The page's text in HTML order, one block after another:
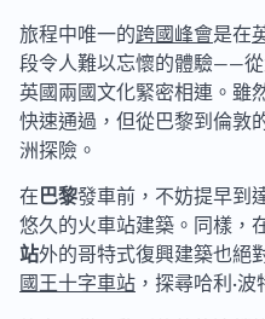
旅程中唯一的跨國峰會是在
段令人難以忘懷的體驗——
英國兩國文化緊密相連。雖
快速通過，但從巴黎到倫敦
洲探險。
在 巴黎發車前，不妨提早到
悠久的火車站建築。同樣，
站外的哥特式復興建築也絕
國王十字車站 ，探尋哈利·波